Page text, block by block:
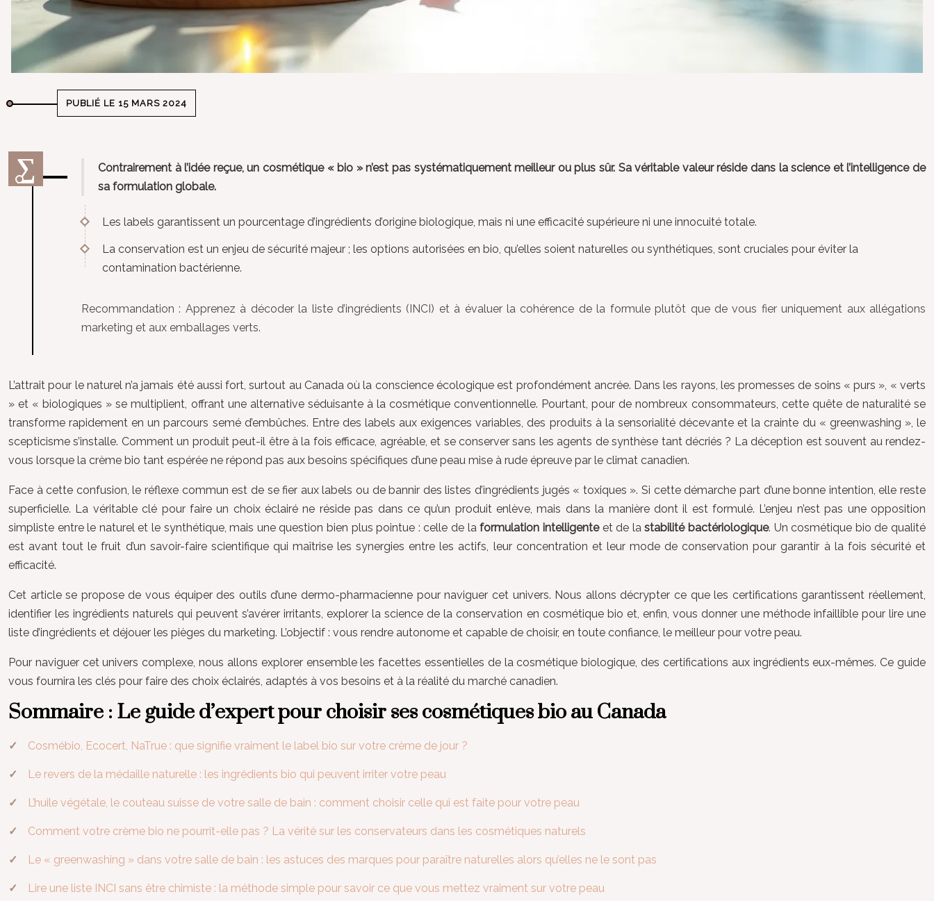
PUBLIÉ LE 15 MARS 2024
Contrairement à l’idée reçue, un cosmétique « bio » n’est pas systématiquement meilleur ou plus sûr. Sa véritable valeur réside dans la science et l’intelligence de
sa formulation globale.
Les labels garantissent un pourcentage d’ingrédients d’origine biologique, mais ni une efficacité supérieure ni une innocuité totale.
La conservation est un enjeu de sécurité majeur ; les options autorisées en bio, qu’elles soient naturelles ou synthétiques, sont cruciales pour éviter la
contamination bactérienne.
Recommandation : Apprenez à décoder la liste d’ingrédients (INCI) et à évaluer la cohérence de la formule plutôt que de vous fier uniquement aux allégations
marketing et aux emballages verts.
L’attrait pour le naturel n’a jamais été aussi fort, surtout au Canada où la conscience écologique est profondément ancrée. Dans les rayons, les promesses de soins « purs », « verts
» et « biologiques » se multiplient, offrant une alternative séduisante à la cosmétique conventionnelle. Pourtant, pour de nombreux consommateurs, cette quête de naturalité se
transforme rapidement en un parcours semé d’embûches. Entre des labels aux exigences variables, des produits à la sensorialité décevante et la crainte du « greenwashing », le
scepticisme s’installe. Comment un produit peut-il être à la fois efficace, agréable, et se conserver sans les agents de synthèse tant décriés ? La déception est souvent au rendez-
vous lorsque la crème bio tant espérée ne répond pas aux besoins spécifiques d’une peau mise à rude épreuve par le climat canadien.
Face à cette confusion, le réflexe commun est de se fier aux labels ou de bannir des listes d’ingrédients jugés « toxiques ». Si cette démarche part d’une bonne intention, elle reste
superficielle. La véritable clé pour faire un choix éclairé ne réside pas dans ce qu’un produit enlève, mais dans la manière dont il est formulé. L’enjeu n’est pas une opposition
simpliste entre le naturel et le synthétique, mais une question bien plus pointue : celle de laformulation intelligenteet de lastabilité bactériologique. Un cosmétique bio de qualité
est avant tout le fruit d’un savoir-faire scientifique qui maîtrise les synergies entre les actifs, leur concentration et leur mode de conservation pour garantir à la fois sécurité et
efficacité.
Cet article se propose de vous équiper des outils d’une dermo-pharmacienne pour naviguer cet univers. Nous allons décrypter ce que les certifications garantissent réellement,
identifier les ingrédients naturels qui peuvent s’avérer irritants, explorer la science de la conservation en cosmétique bio et, enfin, vous donner une méthode infaillible pour lire une
liste d’ingrédients et déjouer les pièges du marketing. L’objectif : vous rendre autonome et capable de choisir, en toute confiance, le meilleur pour votre peau.
Pour naviguer cet univers complexe, nous allons explorer ensemble les facettes essentielles de la cosmétique biologique, des certifications aux ingrédients eux-mêmes. Ce guide
vous fournira les clés pour faire des choix éclairés, adaptés à vos besoins et à la réalité du marché canadien.
Sommaire : Le guide d’expert pour choisir ses cosmétiques bio au Canada
Cosmébio, Ecocert, NaTrue : que signifie vraiment le label bio sur votre crème de jour ?
Le revers de la médaille naturelle : les ingrédients bio qui peuvent irriter votre peau
L’huile végétale, le couteau suisse de votre salle de bain : comment choisir celle qui est faite pour votre peau
Comment votre crème bio ne pourrit-elle pas ? La vérité sur les conservateurs dans les cosmétiques naturels
Le « greenwashing » dans votre salle de bain : les astuces des marques pour paraître naturelles alors qu’elles ne le sont pas
Lire une liste INCI sans être chimiste : la méthode simple pour savoir ce que vous mettez vraiment sur votre peau